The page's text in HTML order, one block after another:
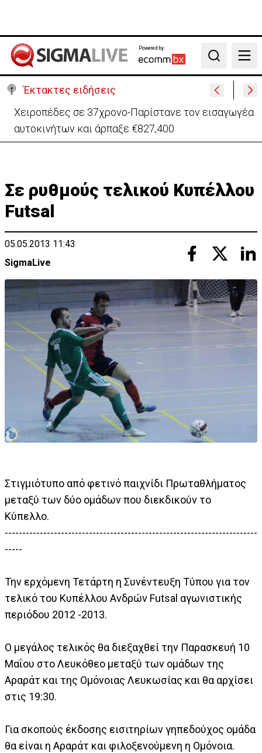
Powered by:
Search
Έκτακτες ειδήσεις
Χειροπέδες σε 37χρονο-Παρίστανε τον εισαγωγέα
αυτοκινήτων και άρπαξε €827,400
Σε ρυθμούς τελικού Κυπέλλου
Futsal
05.05.2013 11:43
SigmaLive
Στιγμιότυπο από φετινό παιχνίδι Πρωταθλήματος
μεταξύ των δύο ομάδων που διεκδικούν το
Κύπελλο.
------------------------------------------------------------------------
-----
Την ερχόμενη Τετάρτη η Συνέντευξη Τύπου για τον
τελικό του Κυπέλλου Ανδρών Futsal αγωνιστικής
περιόδου 2012 -2013.
Ο μεγάλος τελικός θα διεξαχθεί την Παρασκευή 10
Μαΐου στο Λευκόθεο μεταξύ των ομάδων της
Αραράτ και της Ομόνοιας Λευκωσίας και θα αρχίσει
στις 19:30.
Για σκοπούς έκδοσης εισιτηρίων γηπεδούχος ομάδα
θα είναι η Αραράτ και φιλοξενούμενη η Ομόνοια.